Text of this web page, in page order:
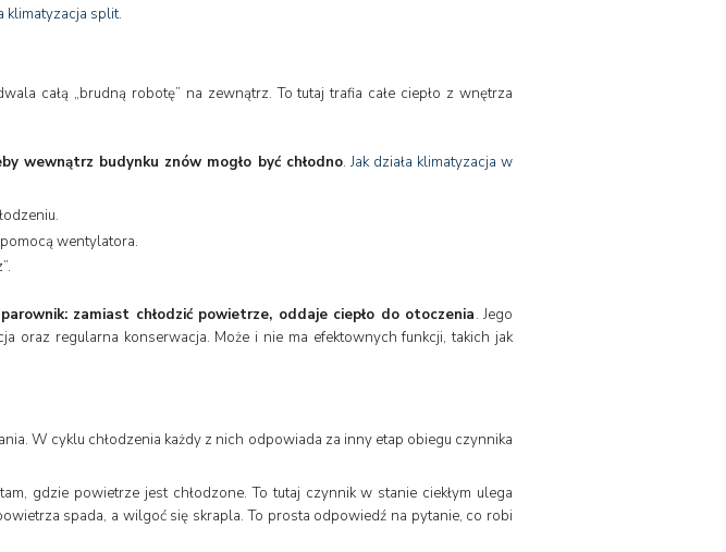
klimatyzacja split.
całą „brudną robotę” na zewnątrz. To tutaj trafia całe ciepło z wnętrza
wewnątrz budynku znów mogło być chłodno. Jak działa klimatyzacja w
wentylatora.
zamiast chłodzić powietrze, oddaje ciepło do otoczenia. Jego
oraz regularna konserwacja. Może i nie ma efektownych funkcji, takich jak
W cyklu chłodzenia każdy z nich odpowiada za inny etap obiegu czynnika
gdzie powietrze jest chłodzone. To tutaj czynnik w stanie ciekłym ulega
spada, a wilgoć się skrapla. To prosta odpowiedź na pytanie, co robi